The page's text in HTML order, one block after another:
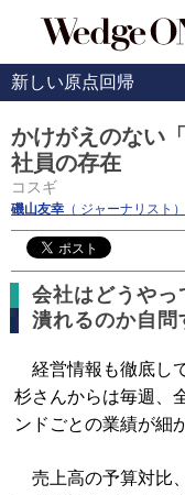
新しい原点回帰
かけがえのない
社員の存在
コスギ
磯山友幸 （ ジャーナリスト）
会社はどうやっ
潰れるのか自問
経営情報も徹底し
杉さんからは毎週、
ンドごとの業績が細
売上高の予算対比